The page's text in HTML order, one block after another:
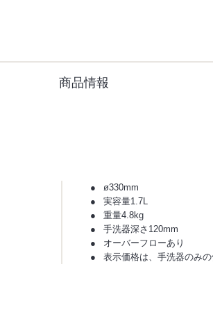
商品情報
ø330mm
実容量1.7L
重量4.8kg
手洗器深さ120mm
オーバーフローあり
表示価格は、手洗器のみの